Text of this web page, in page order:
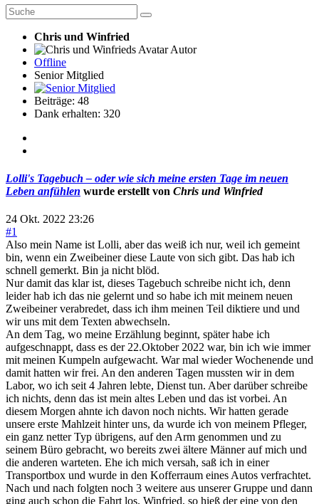
Chris und Winfried
Autor
Offline
Senior Mitglied
Beiträge: 48
Dank erhalten: 320
Lolli's Tagebuch – oder wie sich meine ersten Tage im neuen
Leben anfühlen wurde erstellt von Chris und Winfried
24 Okt. 2022 23:26
#1
Also mein Name ist Lolli, aber das weiß ich nur, weil ich gemeint
bin, wenn ein Zweibeiner diese Laute von sich gibt. Das hab ich
schnell gemerkt. Bin ja nicht blöd.
Nur damit das klar ist, dieses Tagebuch schreibe nicht ich, denn
leider hab ich das nie gelernt und so habe ich mit meinem neuen
Zweibeiner verabredet, dass ich ihm meinen Teil diktiere und und
wir uns mit dem Texten abwechseln.
An dem Tag, wo meine Erzählung beginnt, später habe ich
aufgeschnappt, dass es der 22.Oktober 2022 war, bin ich wie immer
mit meinen Kumpeln aufgewacht. War mal wieder Wochenende und
damit hatten wir frei. An den anderen Tagen mussten wir in dem
Labor, wo ich seit 4 Jahren lebte, Dienst tun. Aber darüber schreibe
ich nichts, denn das ist mein altes Leben und das ist vorbei. An
diesem Morgen ahnte ich davon noch nichts. Wir hatten gerade
unsere erste Mahlzeit hinter uns, da wurde ich von meinem Pfleger,
ein ganz netter Typ übrigens, auf den Arm genommen und zu
seinem Büro gebracht, wo bereits zwei ältere Männer auf mich und
die anderen warteten. Ehe ich mich versah, saß ich in einer
Transportbox und wurde in den Kofferraum eines Autos verfrachtet.
Nach und nach folgten noch 3 weitere aus unserer Gruppe und dann
ging auch schon die Fahrt los. Winfried, so hieß der eine von den